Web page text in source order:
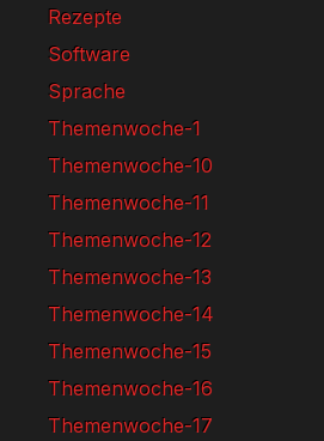
Rezepte
Software
Sprache
Themenwoche-1
Themenwoche-10
Themenwoche-11
Themenwoche-12
Themenwoche-13
Themenwoche-14
Themenwoche-15
Themenwoche-16
Themenwoche-17